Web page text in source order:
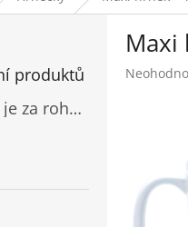
produktů
Placka - Další třída je za rohem
z 5 hvězdiček.
Maxi
Průměrné
hvězdiček.